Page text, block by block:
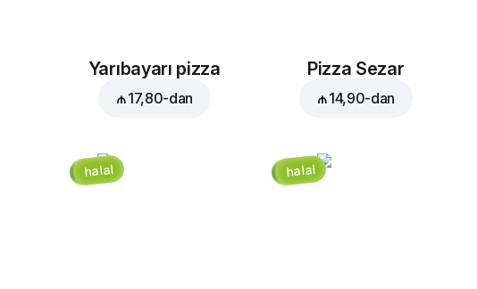
Yarıbayarı pizza
₼ 17,80-dan
Pizza Sezar
₼ 14,90-dan
halal halal